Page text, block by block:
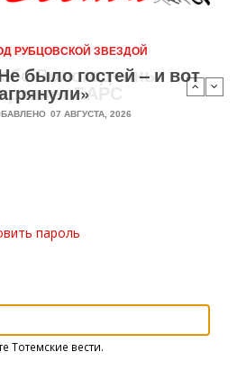
РУБЦОВСКОЙ ЗВЕЗДОЙ
было гостей – и вот
07 АВГУСТА, 2026
Вологодчины
БАРС
05 АВГУСТА, 2026
пароль
Тотемские вести.